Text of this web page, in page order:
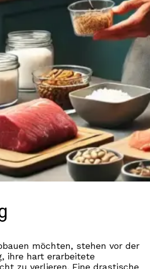
möchten, stehen vor der
ihre hart erarbeitete
zu verlieren. Eine drastische